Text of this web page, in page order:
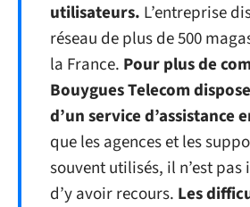
utilisateurs. L’entreprise
réseau de plus de 500
la France. Pour plus de
Bouygues Telecom
d’un service d’assistance
que les agences et les
souvent utilisés, il n’est
d’y avoir recours. Les